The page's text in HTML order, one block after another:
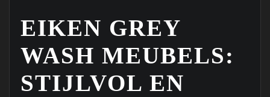
EIKEN GREY
WASH MEUBELS:
STIJLVOL EN